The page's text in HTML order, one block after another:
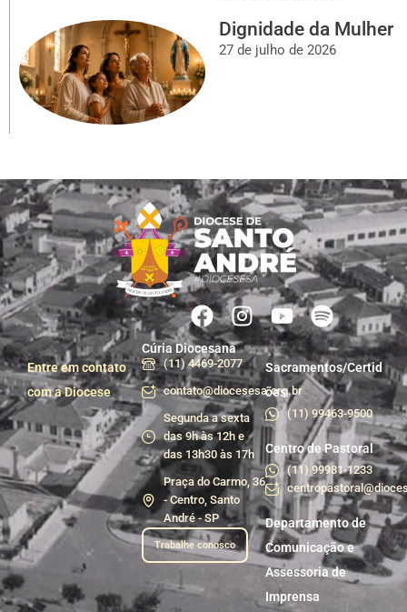
Dignidade da Mulher
27 de julho de 2026
Entre em contato
com a Diocese
Cúria Diocesana
(11) 4469-2077
contato@diocesesa.org.br
Segunda a sexta
das 9h às 12h e
das 13h30 às 17h
Praça do Carmo, 36
- Centro, Santo
André - SP
Trabalhe conosco
Sacramentos/Certid
ões
(11) 99463-9500
Centro de Pastoral
(11) 99981-1233
Departamento de
Comunicação e
Assessoria de
Imprensa